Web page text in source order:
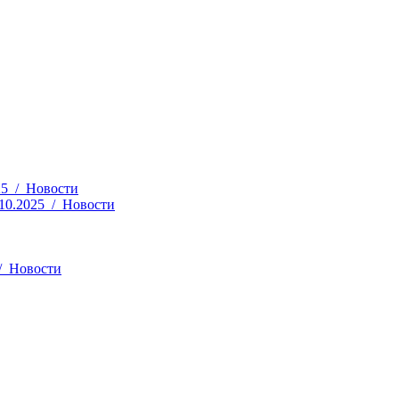
/ Новости
/ Новости
Новости